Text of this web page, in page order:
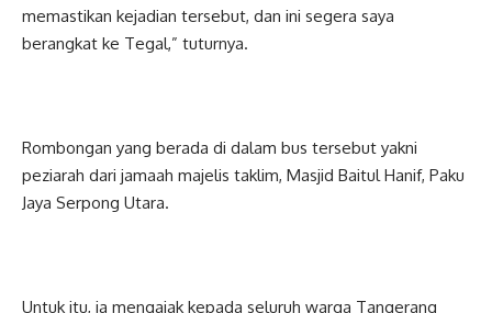
memastikan kejadian tersebut, dan ini segera saya
berangkat ke Tegal,” tuturnya.
Rombongan yang berada di dalam bus tersebut yakni
peziarah dari jamaah majelis taklim, Masjid Baitul Hanif, Paku
Jaya Serpong Utara.
Untuk itu, ia mengajak kepada seluruh warga Tangerang